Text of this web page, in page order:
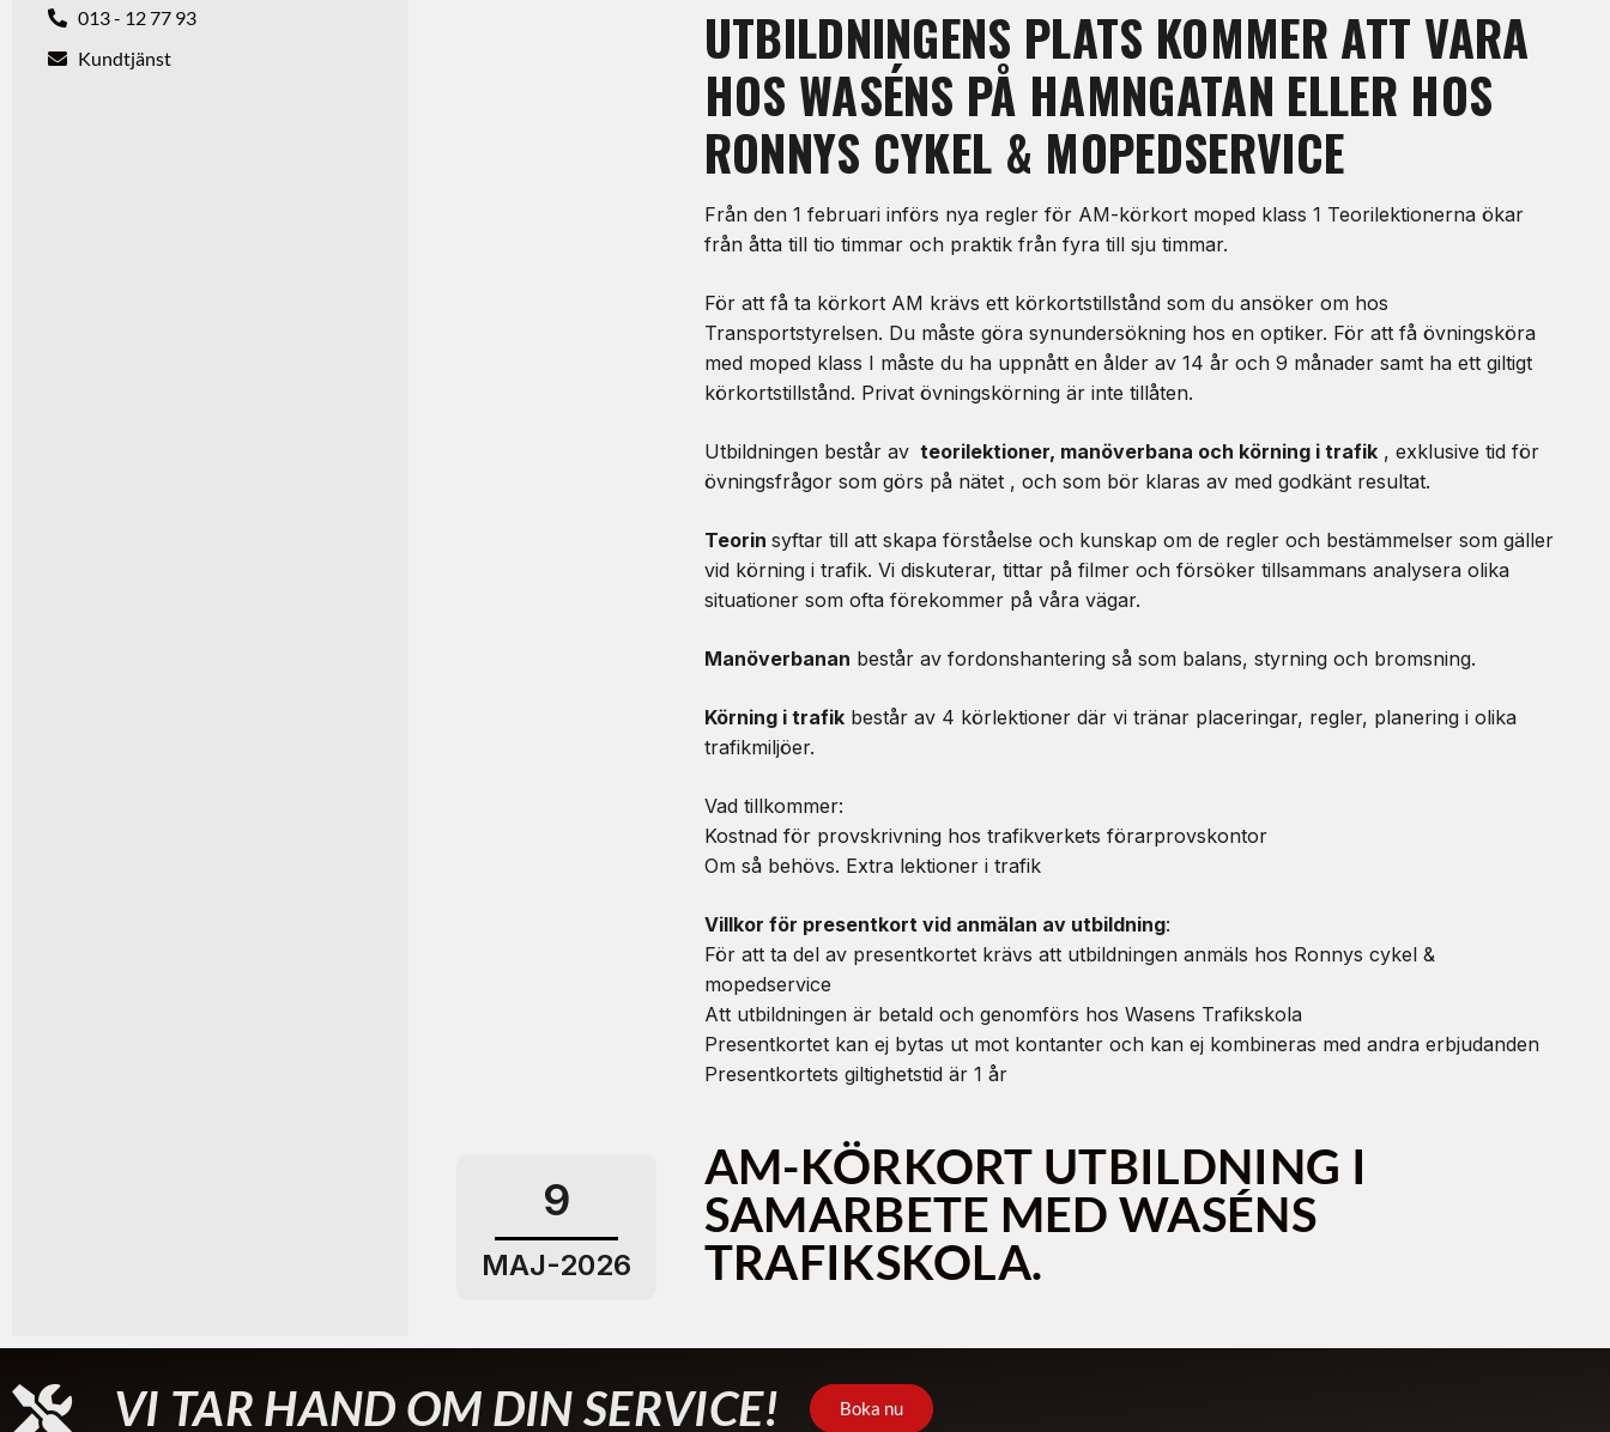
013 - 12 77 93
Kundtjänst
UTBILDNINGENS PLATS KOMMER ATT VARA
HOS WASÉNS PÅ HAMNGATAN ELLER HOS
RONNYS CYKEL & MOPEDSERVICE
Från den 1 februari införs nya regler för AM-körkort moped klass 1 Teorilektionerna ökar
från åtta till tio timmar och praktik från fyra till sju timmar.
För att få ta körkort AM krävs ett körkortstillstånd som du ansöker om hos
Transportstyrelsen. Du måste göra synundersökning hos en optiker. För att få övningsköra
med moped klass I måste du ha uppnått en ålder av 14 år och 9 månader samt ha ett giltigt
körkortstillstånd. Privat övningskörning är inte tillåten.
Utbildningen består av teorilektioner, manöverbana och körning i trafik, exklusive tid för
övningsfrågor som görs på nätet , och som bör klaras av med godkänt resultat.
Teorin syftar till att skapa förståelse och kunskap om de regler och bestämmelser som gäller
vid körning i trafik. Vi diskuterar, tittar på filmer och försöker tillsammans analysera olika
situationer som ofta förekommer på våra vägar.
Manöverbanan består av fordonshantering så som balans, styrning och bromsning.
Körning i trafikbestår av 4 körlektioner där vi tränar placeringar, regler, planering i olika
trafikmiljöer.
Vad tillkommer:
Kostnad för provskrivning hos trafikverkets förarprovskontor
Om så behövs. Extra lektioner i trafik
Villkor för presentkort vid anmälan av utbildning:
För att ta del av presentkortet krävs att utbildningen anmäls hos Ronnys cykel &
mopedservice
Att utbildningen är betald och genomförs hos Wasens Trafikskola
Presentkortet kan ej bytas ut mot kontanter och kan ej kombineras med andra erbjudanden
Presentkortets giltighetstid är 1 år
9
MAJ-2026
AM-KÖRKORT UTBILDNING I
SAMARBETE MED WASÉNS
TRAFIKSKOLA.
VI TAR HAND OM DIN SERVICE! Boka nu